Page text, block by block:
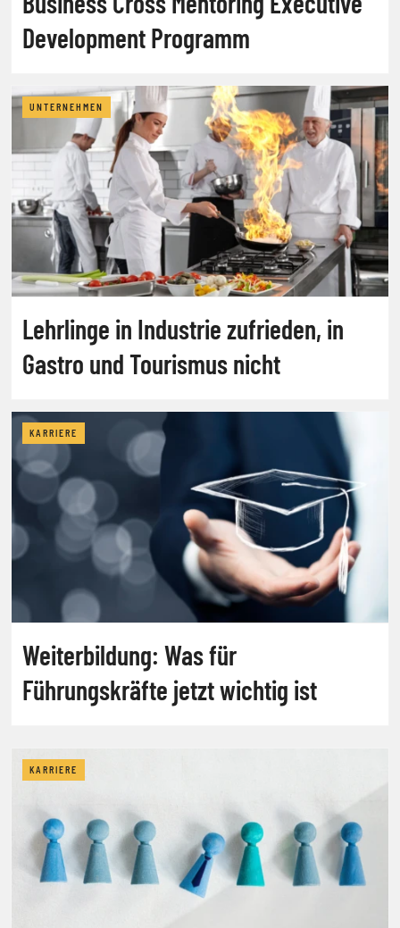
Development Programm
UNTERNEHMEN
Lehrlinge in Industrie zufrieden, in
Gastro und Tourismus nicht
KARRIERE
Weiterbildung: Was für
Führungskräfte jetzt wichtig ist
KARRIERE